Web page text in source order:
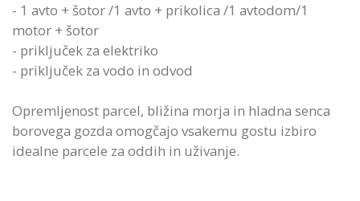
- 1 avto + šotor /1 avto + prikolica /1 avtodom/1
motor + šotor
- priključek za elektriko
- priključek za vodo in odvod
Opremljenost parcel, bližina morja in hladna senca
borovega gozda omogčajo vsakemu gostu izbiro
idealne parcele za oddih in uživanje.